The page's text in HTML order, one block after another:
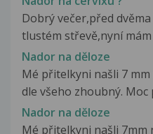
Dobrý večer,před
tlustém střevě,nyní mám
Nador na děloze
Mé přitelkyni našli 7
dle všeho zhoubný. Moc
Nador na děloze
Mé přitelkyni našli 7mm